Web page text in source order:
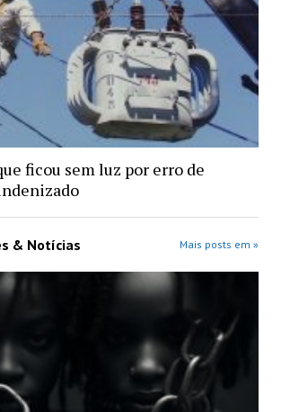
ficou sem luz por erro de
& Notícias Mais posts em »